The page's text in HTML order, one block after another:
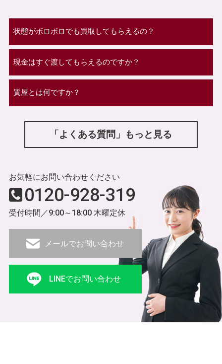
状態がボロボロでも買取してもらえるの？
現金はすぐ渡してもらえるのですか？
質屋とは何ですか？
「よくある質問」もっと見る
お気軽にお問い合わせください
0120-928-319
受付時間／9:00～18:00 木曜定休
メールでお問い合わせ
LINEでお問い合わせ